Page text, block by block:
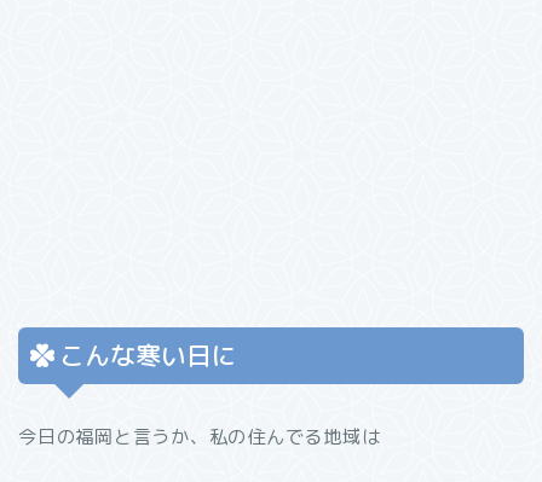
こんな寒い日に
今日の福岡と言うか、私の住んでる地域は